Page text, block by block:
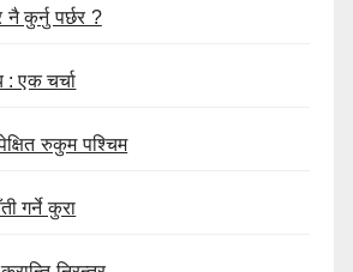
नै कुर्नु पर्छर ?
एक चर्चा
रुकुम पश्चिम
गर्ने कुरा